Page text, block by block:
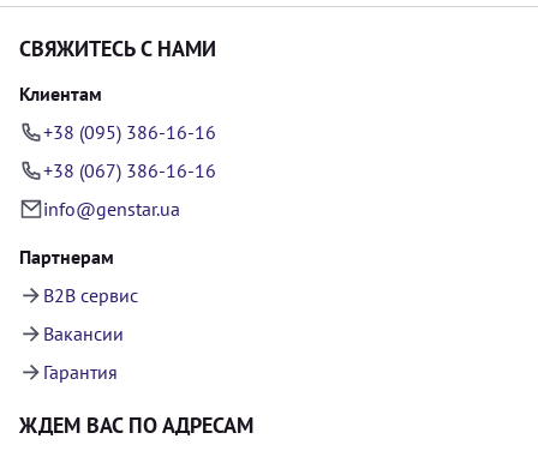
СВЯЖИТЕСЬ С НАМИ
Клиентам
+38 (095) 386-16-16
+38 (067) 386-16-16
info@genstar.ua
Партнерам
B2B сервис
Вакансии
Гарантия
ЖДЕМ ВАС ПО АДРЕСАМ